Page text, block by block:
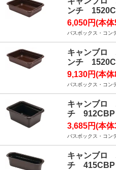
ンチ
6,050円(本
バスボックス・コン
キャンブロ
ンチ
9,130円(本
バスボックス・コン
キャンブロ
チ 912CBP
3,685円(本
バスボックス・コン
キャンブロ
チ 415CBP